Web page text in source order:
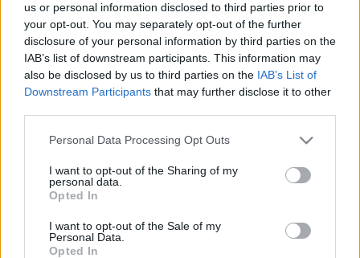
us or personal information disclosed to third parties prior to
your opt-out. You may separately opt-out of the further
disclosure of your personal information by third parties on the
IAB’s list of downstream participants. This information may
also be disclosed by us to third parties on the IAB’s List of
Downstream Participants that may further disclose it to other
Please note that this website/app uses one or more Google
not limited to your visit or usage behaviour. You may click to
grant or deny consent to Google and its third-party tags to
use your data for below specified purposes in below Google
consent section.
Personal Data Processing Opt Outs
I want to opt-out of the Sharing of my
personal data.
Opted In
I want to opt-out of the Sale of my
Personal Data.
Opted In
diagnosztizálták a tumort, azonnal meg is
operálták, majd hetekig az intenzív osztályon
lábadozott, ahonnanoktóber elején állapota
javulása után engedték haza, majd két hete kellett
ismét kórházba vonulnia.
1958-ban, 1962-ben és 1970-ben nyert vb-t a
brazil válogatottal, amelynek színeiben 92
találkozón 77 gólt szerzett. (MTI)
Itt állíthatod be, hogy a Csakfoci az elsők
között legyen a Google-találatokban